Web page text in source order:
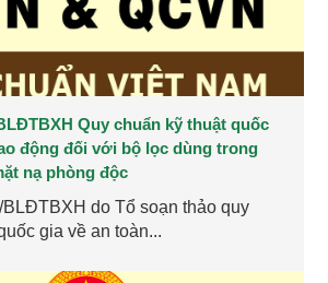
Quy chuẩn kỹ thuật quốc
động đối với bộ lọc dùng trong
nạ phòng độc
do Tổ soạn thảo quy
gia về an toàn...